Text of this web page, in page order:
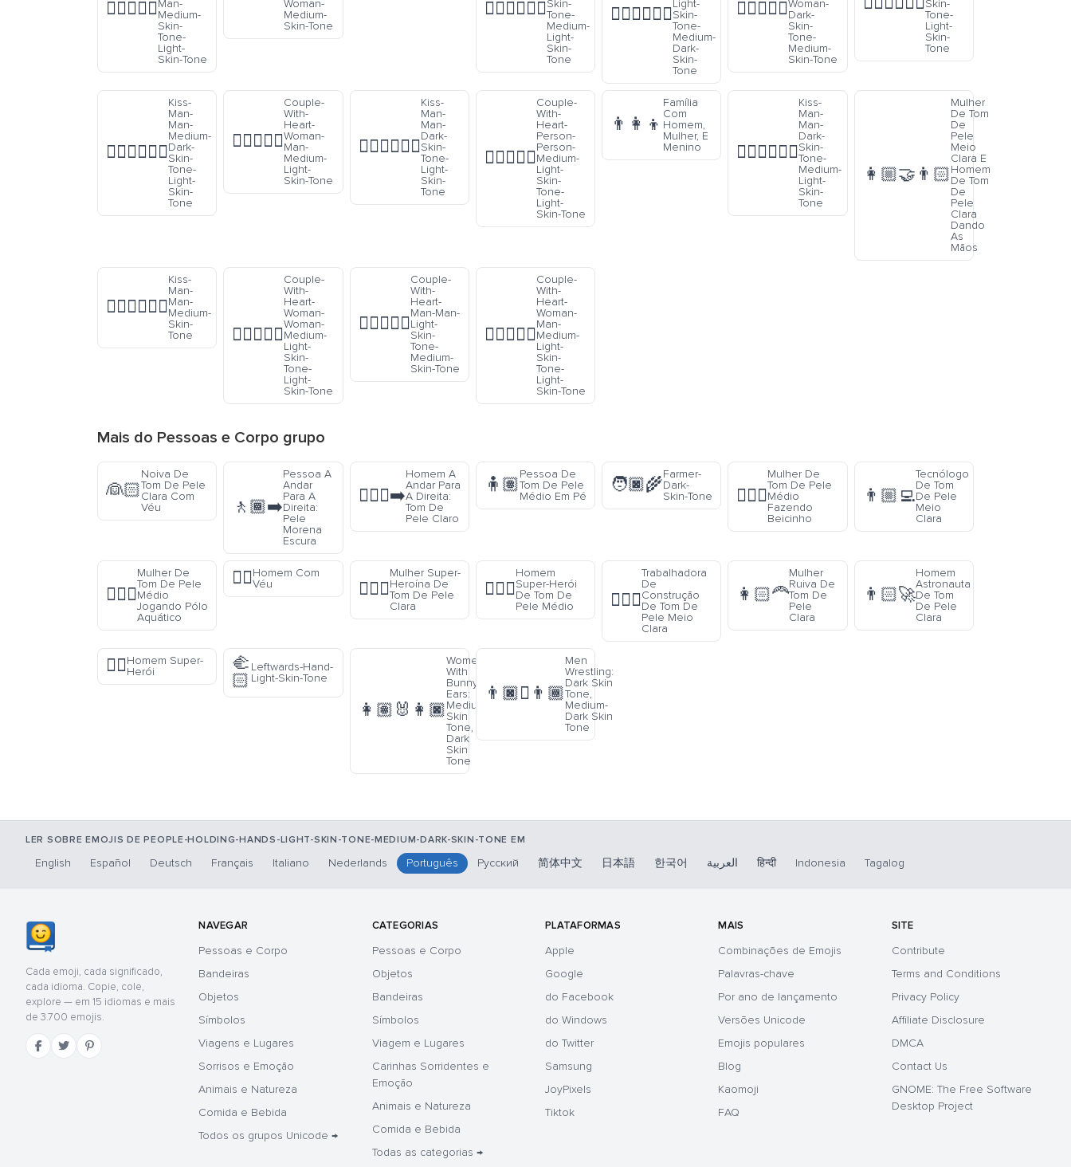
👩🏽‍❤️‍👨🏻Man-
Medium-
Skin-
Tone-
Light-
Skin-Tone
Woman-
Medium-
Skin-Tone
🧑🏻‍❤️‍💋‍🧑🏼Skin-
Tone-
Medium-
Light-
Skin-
Tone
👩🏼‍❤️‍💋‍👩🏾
Light-
Skin-
Tone-
Medium-
Dark-
Skin-
Tone
👩🏿‍❤️‍👩🏽Woman-
Dark-
Skin-
Tone-
Medium-
Skin-Tone
Skin-
Tone-
Light-
Skin-
Tone
👨🏾‍❤️‍💋‍👨🏻
Kiss-
Man-
Man-
Medium-
Dark-
Skin-
Tone-
Light-
Skin-
Tone
👩🏼‍❤️‍👨🏼
Couple-
With-
Heart-
Woman-
Man-
Medium-
Light-
Skin-Tone
👨🏿‍❤️‍💋‍👨🏻
Kiss-
Man-
Man-
Dark-
Skin-
Tone-
Light-
Skin-
Tone
🧑🏼‍❤️‍🧑🏻
Couple-
With-
Heart-
Person-
Person-
Medium-
Light-
Skin-
Tone-
Light-
Skin-Tone
👨‍👩‍👦
Família
Com
Homem,
Mulher, E
Menino
👨🏿‍❤️‍💋‍👨🏼
Kiss-
Man-
Man-
Dark-
Skin-
Tone-
Medium-
Light-
Skin-
Tone
👩🏼‍🤝‍👨🏻
Mulher
De Tom
De
Pele
Meio
Clara E
Homem
De Tom
De
Pele
Clara
Dando
As
Mãos
👨🏽‍❤️‍💋‍👨🏽
Kiss-
Man-
Man-
Medium-
Skin-
Tone
👩🏼‍❤️‍👩🏻
Couple-
With-
Heart-
Woman-
Woman-
Medium-
Light-
Skin-
Tone-
Light-
Skin-Tone
👨🏻‍❤️‍👨🏽
Couple-
With-
Heart-
Man-Man-
Light-
Skin-
Tone-
Medium-
Skin-Tone
👩🏼‍❤️‍👨🏻
Couple-
With-
Heart-
Woman-
Man-
Medium-
Light-
Skin-
Tone-
Light-
Skin-Tone
Mais do Pessoas e Corpo grupo
👰🏻
Noiva De
Tom De Pele
Clara Com
Véu
🚶🏾‍➡️
Pessoa A
Andar
Para A
Direita:
Pele
Morena
Escura
🚶🏻‍♂️‍➡️
Homem A
Andar Para
A Direita:
Tom De
Pele Claro
🧍🏽
Pessoa De
Tom De Pele
Médio Em Pé
🧑🏿‍🌾
Farmer-
Dark-
Skin-Tone
🙎🏽‍♀️
Mulher De
Tom De Pele
Médio
Fazendo
Beicinho
👨🏼‍💻
Tecnólogo
De Tom
De Pele
Meio
Clara
🤽🏽‍♀️
Mulher De
Tom De Pele
Médio
Jogando Pólo
Aquático
👰‍♂️Homem Com
Véu
🦸🏻‍♀️
Mulher Super-
Heroína De
Tom De Pele
Clara
🦸🏽‍♂️
Homem
Super-Herói
De Tom De
Pele Médio
👷🏼‍♀️
Trabalhadora
De
Construção
De Tom De
Pele Meio
Clara
👩🏻‍🦰
Mulher
Ruiva De
Tom De
Pele
Clara
👨🏻‍🚀
Homem
Astronauta
De Tom
De Pele
Clara
🦹‍♂️Homem Super-
Herói
🫲
🏻
Leftwards-Hand-
Light-Skin-Tone
👩🏽‍🐰‍👩🏿
Women
With
Bunny
Ears:
Medium
Skin
Tone,
Dark
Skin
Tone
👨🏿‍🫯‍👨🏾
Men
Wrestling:
Dark Skin
Tone,
Medium-
Dark Skin
Tone
LER SOBRE EMOJIS DE PEOPLE-HOLDING-HANDS-LIGHT-SKIN-TONE-MEDIUM-DARK-SKIN-TONE EM
English Español Deutsch Français Italiano Nederlands Português Русский 简体中文 日本語 한국어 العربية हिन्दी Indonesia Tagalog
Cada emoji, cada significado,
cada idioma. Copie, cole,
explore — em 15 idiomas e mais
de 3.700 emojis.
NAVEGAR
Pessoas e Corpo
Bandeiras
Objetos
Símbolos
Viagens e Lugares
Sorrisos e Emoção
Animais e Natureza
Comida e Bebida
Todos os grupos Unicode →
CATEGORIAS
Pessoas e Corpo
Objetos
Bandeiras
Símbolos
Viagem e Lugares
Carinhas Sorridentes e
Emoção
Animais e Natureza
Comida e Bebida
Todas as categorias →
PLATAFORMAS
Apple
Google
do Facebook
do Windows
do Twitter
Samsung
JoyPixels
Tiktok
MAIS
Combinações de Emojis
Palavras-chave
Por ano de lançamento
Versões Unicode
Emojis populares
Blog
Kaomoji
FAQ
SITE
Contribute
Terms and Conditions
Privacy Policy
Affiliate Disclosure
DMCA
Contact Us
GNOME: The Free Software
Desktop Project